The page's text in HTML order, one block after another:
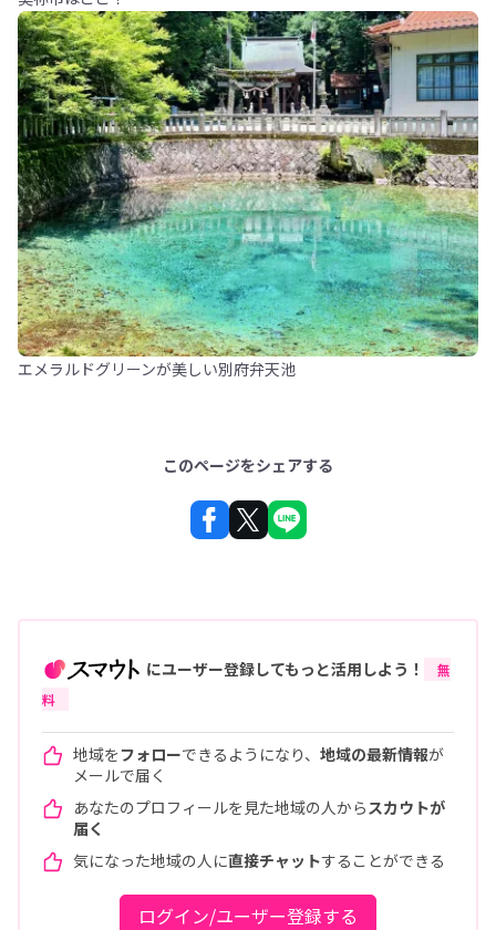
エメラルドグリーンが美しい別府弁天池
このページをシェアする
にユーザー登録してもっと活用しよう！
無
料
地域をフォローできるようになり、 地域の最新情報が
メールで届く
あなたのプロフィールを見た地域の人から スカウトが
届く
気になった地域の人に直接チャットすることができる
ログイン/ユーザー登録する